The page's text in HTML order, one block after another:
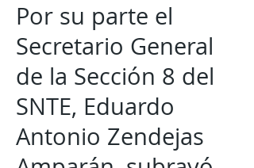
Por su parte el
Secretario General
de la Sección 8 del
SNTE, Eduardo
Antonio Zendejas